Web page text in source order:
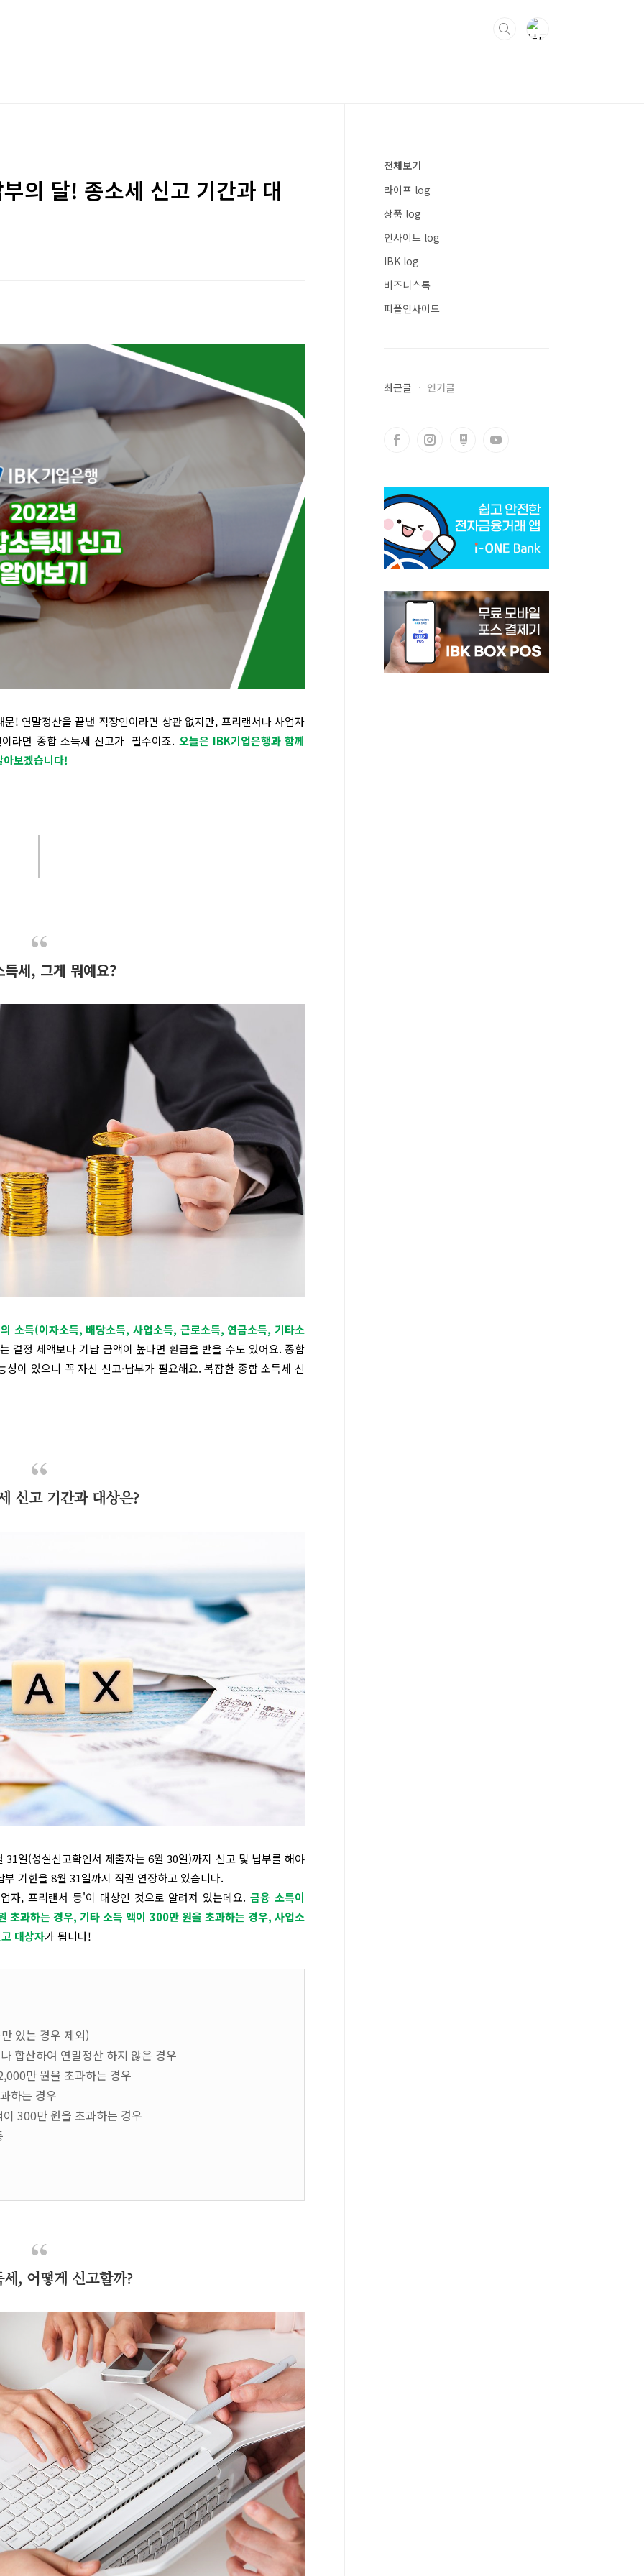
의 달! 종소세 신고 기간과 대
! 연말정산을 끝낸 직장인이라면 상관 없지만, 프리랜서나 사업자
라면 종합 소득세 신고가 필수이죠. 오늘은 IBK기업은행과 함께
보겠습니다!
득세, 그게 뭐예요?
소득(이자소득, 배당소득, 사업소득, 근로소득, 연금소득, 기타소
결정 세액보다 기납 금액이 높다면 환급을 받을 수도 있어요. 종합
성이 있으니 꼭 자신 신고·납부가 필요해요.복잡한 종합 소득세 신
신고 기간과 대상은?
일(성실신고확인서 제출자는 6월 30일)까지 신고 및 납부를 해야
기한을 8월 31일까지 직권 연장하고 있습니다.
자, 프리랜서 등'이 대상인 것으로 알려져 있는데요.금융 소득이
초과하는 경우, 기타 소득 액이 300만 원을 초과하는 경우, 사업소
대상자가 됩니다!
있는 경우 제외)
합산하여 연말정산 하지 않은 경우
만 원을 초과하는 경우
하는 경우
300만 원을 초과하는 경우
, 어떻게 신고할까?
전체보기
라이프 log
상품 log
인사이트 log
IBK log
비즈니스톡
피플인사이드
최근글 인기글